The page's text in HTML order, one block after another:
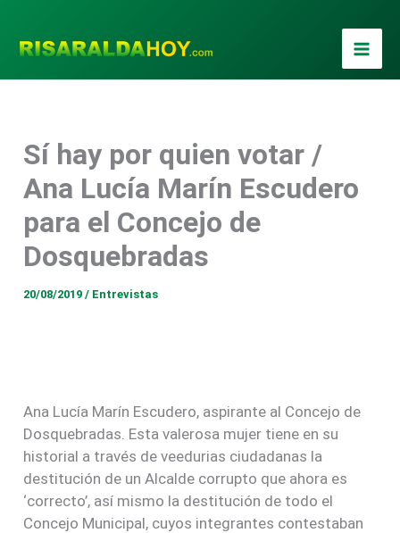
contenido
Sí hay por quien votar /
Ana Lucía Marín Escudero
para el Concejo de
Dosquebradas
20/08/2019/ Entrevistas
Ana Lucía Marín Escudero, aspirante al Concejo de
Dosquebradas. Esta valerosa mujer tiene en su
historial a través de veedurias ciudadanas la
destitución de un Alcalde corrupto que ahora es
‘correcto’, así mismo la destitución de todo el
Concejo Municipal, cuyos integrantes contestaban